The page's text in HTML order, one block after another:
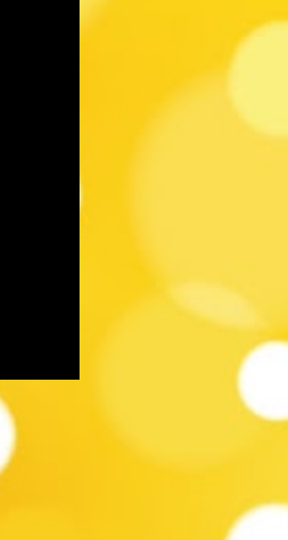
- Gala 1985 (revista)
(murga) 23:35 -
ETAPA 6 viernes 01/03
(soc. de negros y
Muchachos
03/03 21:00 - La
Los Curtidores de
Doña Bastarda (murga)
04/03 21:00 -